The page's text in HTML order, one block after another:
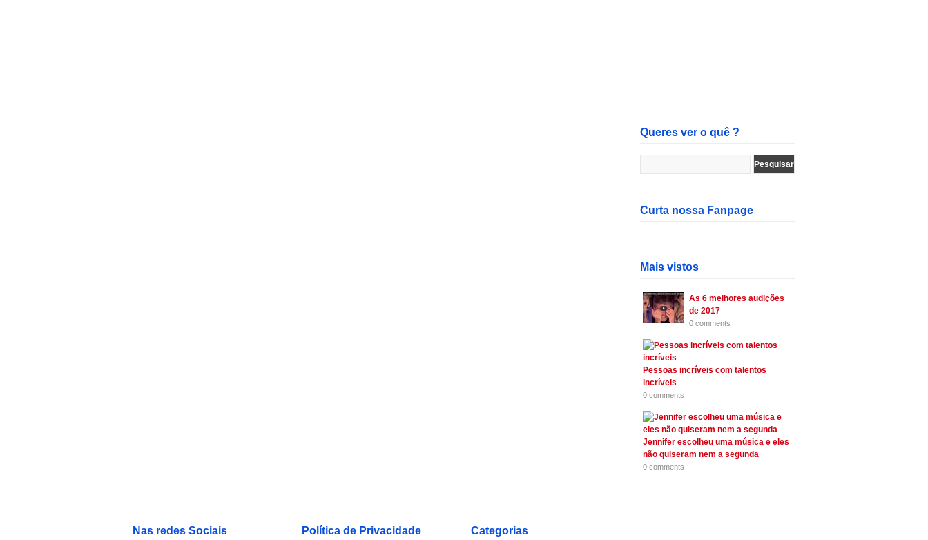
Queres ver o quê ?
Curta nossa Fanpage
Mais vistos
As 6 melhores audições
de 2017
0 comments
Pessoas incríveis com talentos
incríveis
0 comments
Jennifer escolheu uma música e eles
não quiseram nem a segunda
0 comments
Nas redes Sociais Política de Privacidade Categorias